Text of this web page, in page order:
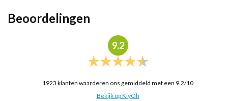
Beoordelingen
9.2
1923 klanten waarderen ons gemiddeld met een 9.2/10
Bekijk op KiyOh